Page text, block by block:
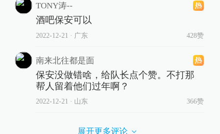
TONY涛--
酒吧保安可以
2022-12-21 ∙ 广东 428赞
南来北往都是面
保安没做错啥，给队长点个赞。不打那
帮人留着他们过年啊？
2022-12-21 ∙ 山东 366赞
展开更多评论